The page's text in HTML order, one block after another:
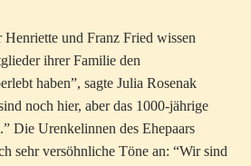
und Franz Fried wissen
ihrer Familie den
haben”, sagte Julia Rosenak
noch hier, aber das 1000-jährige
Die Urenkelinnen des Ehepaars
sehr versöhnliche Töne an: “Wir sind